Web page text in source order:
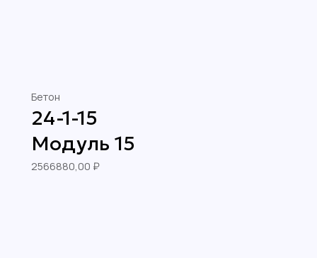
Бетон
24-1-15
Модуль 15
2566880,00 ₽